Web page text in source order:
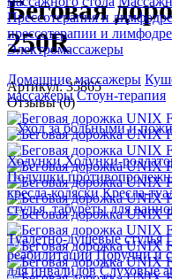
Прессотерапия и
прессотерапии и
Электромассажеры
Домашние массажеры
массажеры Стоун-терапия
Уход за больными и
ХодункиХодунки-
Подушки
кресла-коляски Кресла-
стулья, табуреты для
Туалетно-душевые стулья
реабилитации Поручни и
для инвалидов Слуховые
Беговая
250R
Артикул: 35865
Отзывы (0)